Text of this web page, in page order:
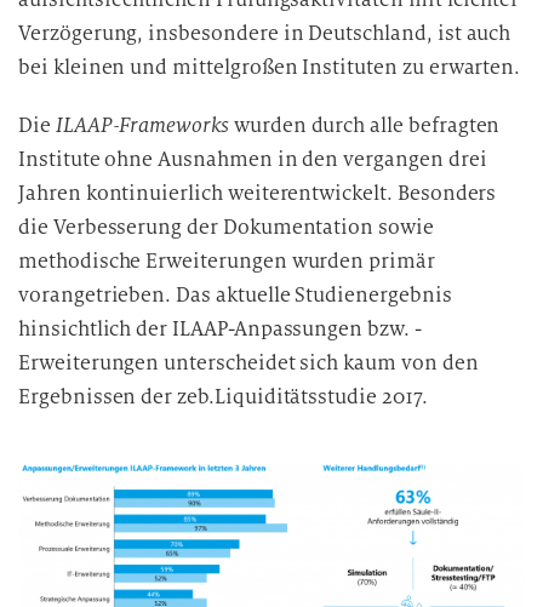
Verzögerung, insbesondere in Deutschland, ist auch
bei kleinen und mittelgroßen Instituten zu erwarten.
Die ILAAP-Frameworkswurden durch alle befragten
Institute ohne Ausnahmen in den vergangen drei
Jahren kontinuierlich weiterentwickelt. Besonders
die Verbesserung der Dokumentation sowie
methodische Erweiterungen wurden primär
vorangetrieben. Das aktuelle Studienergebnis
hinsichtlich der ILAAP-Anpassungen bzw. -
Erweiterungen unterscheidet sich kaum von den
Ergebnissen der zeb.Liquiditätsstudie 2017.